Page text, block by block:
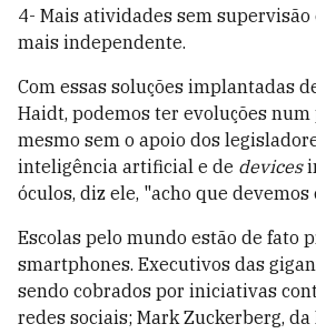
4- Mais atividades sem
mais independente.
Com essas soluções implantadas
Haidt, podemos ter evoluções num
mesmo sem o apoio dos
inteligência artificial e de devices
óculos, diz ele, "acho que devemos
Escolas pelo mundo estão de fato
smartphones. Executivos das
sendo cobrados por iniciativas
redes sociais; Mark Zuckerberg, da